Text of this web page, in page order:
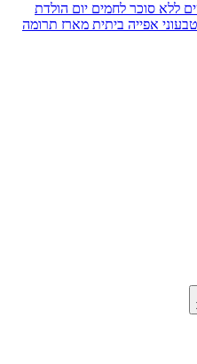
ללא סוכר לחמים יום הולדת
טבעוני אפייה ביתית מארז תרומה